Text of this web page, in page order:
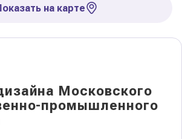
на карте
Московского
промышленного